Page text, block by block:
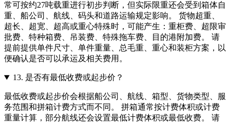
常可按约27吨载重进行初步判断，但实际限重还会受到箱体自
重、船公司、航线、码头和道路运输规定影响。 货物超重、
超长、超宽、超高或重心特殊时，可能产生：重柜费、超限审
批费、特种箱费、吊装费、特殊拖车费、目的港附加费。 请
提前提供单件尺寸、单件重量、总毛重、重心和装柜方案，以
便确认是否可以承运及相关费用。
13. 是否有最低收费或起步价？
最低收费或起步价会根据船公司、航线、箱型、货物类型、服
务范围和拼箱计费方式而不同。 拼箱通常按计费体积或计费
重量计算，部分航线还会设置最低计费体积或最低收费。 请